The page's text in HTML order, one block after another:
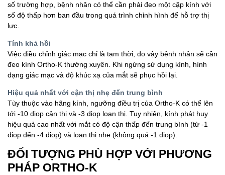
số trường hợp, bệnh nhân có thể cần phải đeo một cặp kính với
số độ thấp hơn ban đầu trong quá trình chỉnh hình để hỗ trợ thị
lực.
Tính khả hồi
Việc điều chỉnh giác mạc chỉ là tạm thời, do vậy bệnh nhân sẽ cần
đeo kính Ortho-K thường xuyên. Khi ngừng sử dụng kính, hình
dạng giác mạc và độ khúc xạ của mắt sẽ phục hồi lại.
Hiệu quả nhất với cận thị nhẹ đến trung bình
Tùy thuộc vào hãng kính, ngưỡng điều trị của Ortho-K có thể lên
tới -10 diop cận thị và -3 diop loạn thị. Tuy nhiên, kính phát huy
hiệu quả cao nhất với mắt có độ cận thấp đến trung bình (từ -1
diop đến -4 diop) và loạn thị nhẹ (không quá -1 diop).
ĐỐI TƯỢNG PHÙ HỢP VỚI PHƯƠNG
PHÁP ORTHO-K